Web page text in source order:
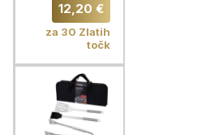
12,20 €
za 30 Zlatih
točk